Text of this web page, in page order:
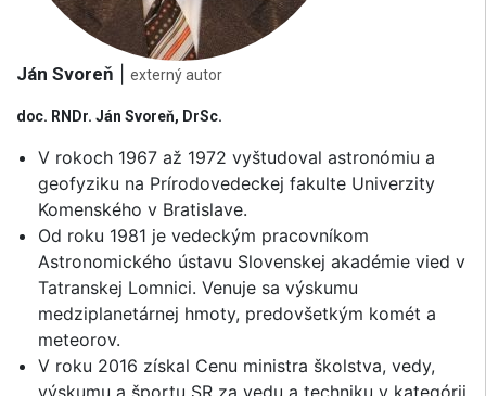
Ján Svoreň externý autor
doc. RNDr. Ján Svoreň, DrSc.
V rokoch 1967 až 1972 vyštudoval astronómiu a
geofyziku na Prírodovedeckej fakulte Univerzity
Komenského v Bratislave.
Od roku 1981 je vedeckým pracovníkom
Astronomického ústavu Slovenskej akadémie vied v
Tatranskej Lomnici. Venuje sa výskumu
medziplanetárnej hmoty, predovšetkým komét a
meteorov.
V roku 2016 získal Cenu ministra školstva, vedy,